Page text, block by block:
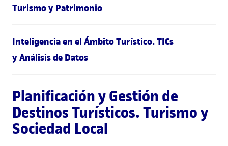
Turismo y Patrimonio
Inteligencia en el Ámbito Turístico. TICs
y Análisis de Datos
Planificación y Gestión de
Destinos Turísticos. Turismo y
Sociedad Local